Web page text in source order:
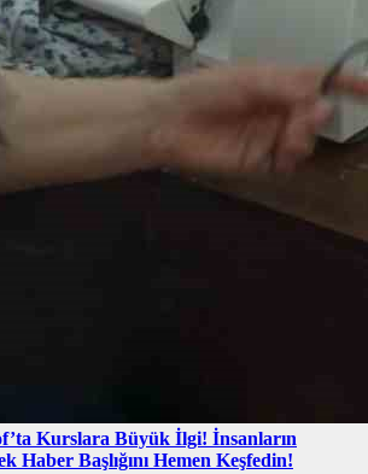
Kurslara Büyük İlgi! İnsanların
Haber Başlığını Hemen Keşfedin!